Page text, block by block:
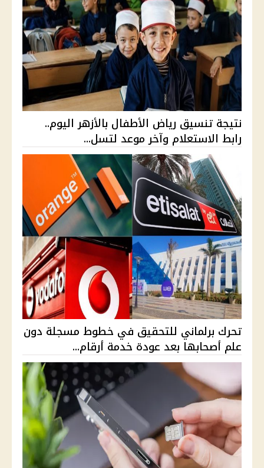
نتيجة تنسيق رياض الأطفال بالأزهر اليوم..
رابط الاستعلام وآخر موعد لتسل...
تحرك برلماني للتحقيق في خطوط مسجلة دون
علم أصحابها بعد عودة خدمة أرقام...